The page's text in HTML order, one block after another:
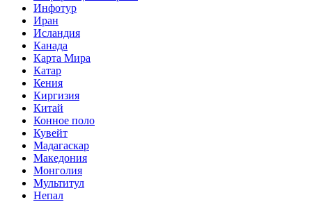
Инфотур
Иран
Исландия
Канада
Карта Мира
Катар
Кения
Киргизия
Китай
Конное поло
Кувейт
Мадагаскар
Македония
Монголия
Мультитул
Непал